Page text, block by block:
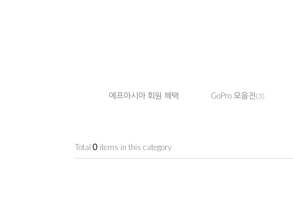
에프아시아 회원 혜택 GoPro 모음전(3)
Total 0 items in this category